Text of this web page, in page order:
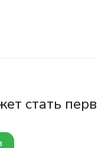
стать